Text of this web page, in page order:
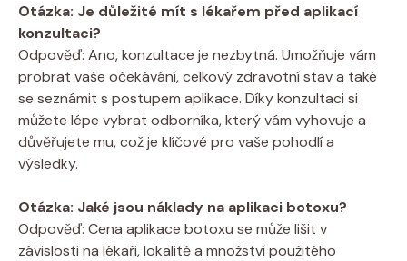
Otázka: Je důležité mít s lékařem před aplikací
konzultaci?
Odpověď: Ano, konzultace je nezbytná. Umožňuje vám
probrat vaše očekávání, celkový zdravotní stav a také
se seznámit s postupem aplikace. Díky konzultaci si
můžete lépe vybrat odborníka, který vám vyhovuje a
důvěřujete mu, což je klíčové pro vaše pohodlí a
výsledky.
Otázka: Jaké jsou náklady na aplikaci botoxu?
Odpověď: Cena aplikace botoxu se může lišit v
závislosti na lékaři, lokalitě a množství použitého